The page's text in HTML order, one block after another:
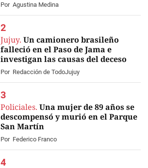
Por Agustina Medina
Jujuy. Un camionero brasileño
falleció en el Paso de Jama e
investigan las causas del deceso
Por Redacción de TodoJujuy
Policiales. Una mujer de 89 años se
descompensó y murió en el Parque
San Martín
Por Federico Franco